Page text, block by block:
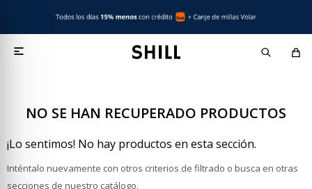

NO SE HAN RECUPERADO PRODUCTOS
¡Lo sentimos! No hay productos en esta sección.
Inténtalo nuevamente con otros criterios de filtrado o busca en otras
secciones de nuestro catálogo.